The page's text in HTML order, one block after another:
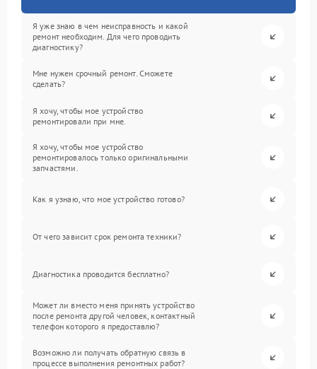
Я уже знаю в чем неисправность и какой
ремонт необходим. Для чего проводить
диагностику?
Мне нужен срочный ремонт. Сможете
сделать?
Я хочу, чтобы мое устройство
ремонтировали при мне.
Я хочу, чтобы мое устройство
ремонтировалось только оригинальными
запчастями.
Как я узнаю, что мое устройство готово?
От чего зависит срок ремонта техники?
Диагностика проводится бесплатно?
Может ли вместо меня принять устройство
после ремонта другой человек, контактный
телефон которого я предоставлю?
Возможно ли получать обратную связь в
процессе выполнения ремонтных работ?